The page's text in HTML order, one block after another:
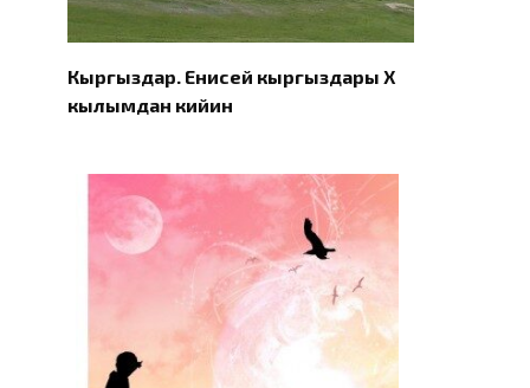
Кыргыздар. Eнисей кыргыздары X
кылымдан кийин